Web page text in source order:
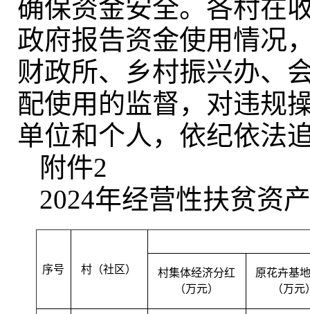
确保资金安全。 各村在
政府报告资金使用情况
财政所、乡村振兴办、
配使用的监督， 对违规
单位和个人 ， 依纪依法
附件2
2024年经营性扶贫资
序号 村（社区）
村集体经济分红
（万元）
原花卉基
（万元